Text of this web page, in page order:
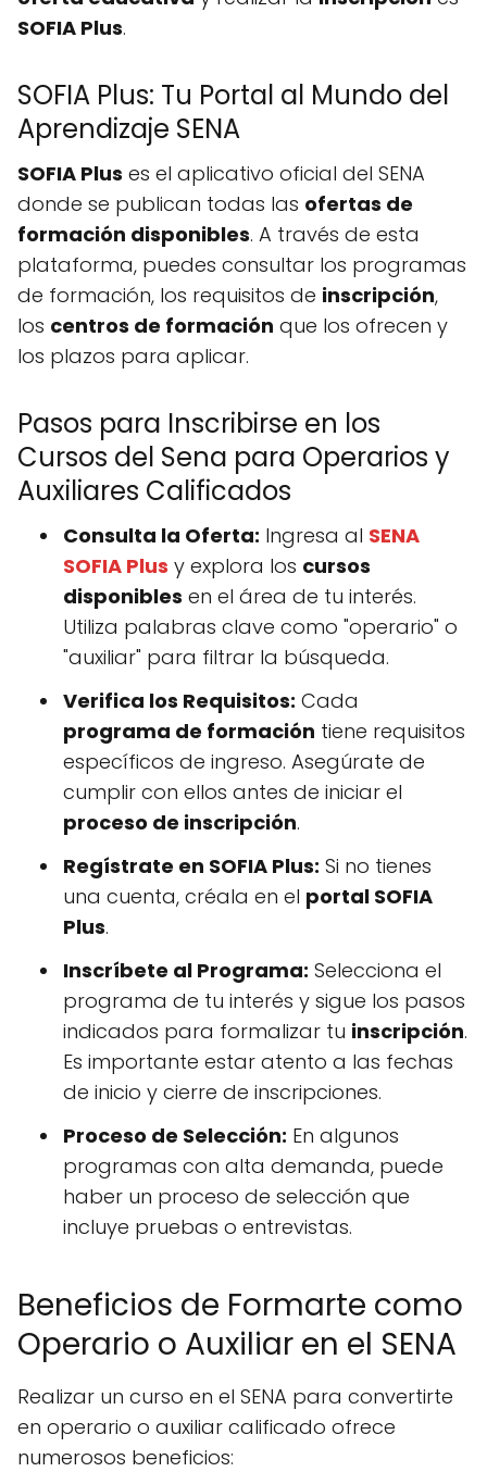
SOFIA Plus.
SOFIA Plus: Tu Portal al Mundo del
Aprendizaje SENA
SOFIA Plus es el aplicativo oficial del SENA
donde se publican todas las ofertas de
formación disponibles. A través de esta
plataforma, puedes consultar los programas
de formación, los requisitos de inscripción,
los centros de formación que los ofrecen y
los plazos para aplicar.
Pasos para Inscribirse en los
Cursos del Sena para Operarios y
Auxiliares Calificados
Consulta la Oferta: Ingresa al SENA
SOFIA Plus y explora los cursos
disponibles en el área de tu interés.
Utiliza palabras clave como "operario" o
"auxiliar" para filtrar la búsqueda.
Verifica los Requisitos: Cada
programa de formación tiene requisitos
específicos de ingreso. Asegúrate de
cumplir con ellos antes de iniciar el
proceso de inscripción.
Regístrate en SOFIA Plus: Si no tienes
una cuenta, créala en el portal SOFIA
Plus.
Inscríbete al Programa: Selecciona el
programa de tu interés y sigue los pasos
indicados para formalizar tu inscripción.
Es importante estar atento a las fechas
de inicio y cierre de inscripciones.
Proceso de Selección: En algunos
programas con alta demanda, puede
haber un proceso de selección que
incluye pruebas o entrevistas.
Beneficios de Formarte como
Operario o Auxiliar en el SENA
Realizar un curso en el SENA para convertirte
en operario o auxiliar calificado ofrece
numerosos beneficios: